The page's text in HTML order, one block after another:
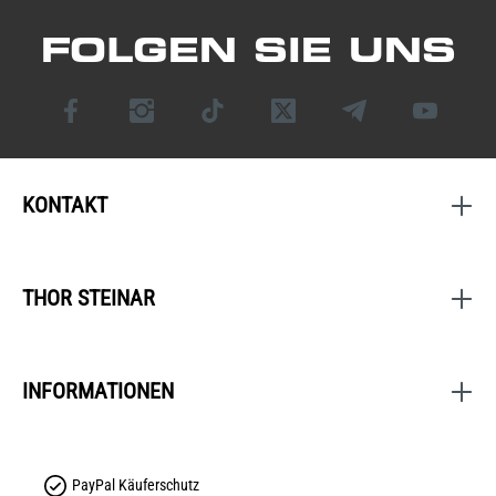
FOLGEN SIE UNS
KONTAKT
THOR STEINAR
INFORMATIONEN
PayPal Käuferschutz